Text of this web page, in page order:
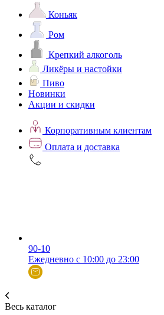
Коньяк
Ром
Крепкий алкоголь
Ликёры и настойки
Пиво
Новинки
Акции и скидки
Корпоративным клиентам
Оплата и доставка
90-10
Ежедневно с 10:00 до 23:00
Весь каталог